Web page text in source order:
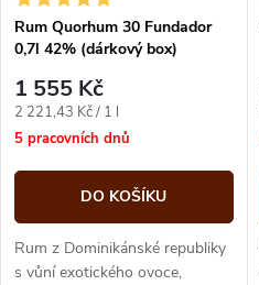
Rum Quorhum 30 Fundador
0,7l 42% (dárkový box)
1 555 Kč
Měrná
cena:
2 221,43 Kč / 1 l
5 pracovních dnů
DO KOŠÍKU
Rum z Dominikánské republiky
s vůní exotického ovoce,